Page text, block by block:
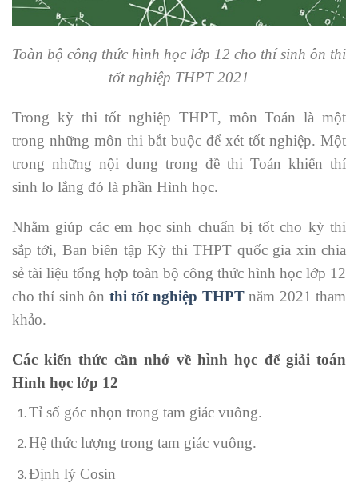
Toàn bộ công thức hình học lớp 12 cho thí sinh ôn thi
tốt nghiệp THPT 2021
Trong kỳ thi tốt nghiệp THPT, môn Toán là một
trong những môn thi bắt buộc để xét tốt nghiệp. Một
trong những nội dung trong đề thi Toán khiến thí
sinh lo lắng đó là phần Hình học.
Nhằm giúp các em học sinh chuẩn bị tốt cho kỳ thi
sắp tới, Ban biên tập Kỳ thi THPT quốc gia xin chia
sẻ tài liệu tổng hợp toàn bộ công thức hình học lớp 12
cho thí sinh ôn thi tốt nghiệp THPTnăm 2021 tham
khảo.
Các kiến thức cần nhớ về hình học để giải toán
Hình học lớp 12
Tỉ số góc nhọn trong tam giác vuông.
Hệ thức lượng trong tam giác vuông.
Định lý Cosin